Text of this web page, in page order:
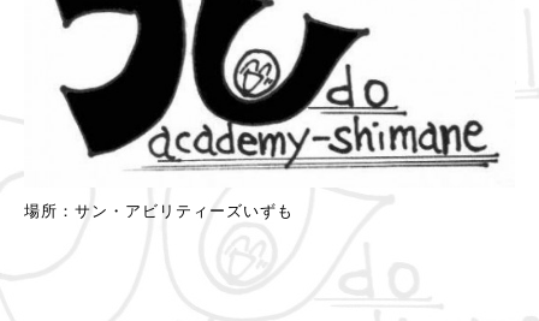
場所：サン・アビリティーズいずも